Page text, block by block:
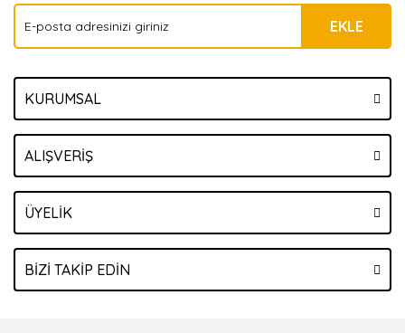
EKLE
KURUMSAL
ALIŞVERİŞ
ÜYELİK
BİZİ TAKİP EDİN